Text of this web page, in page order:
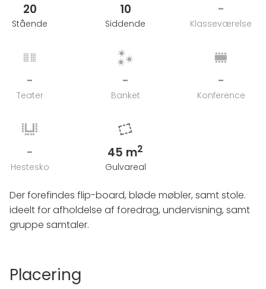
20
Stående
10
Siddende
-
Klasseværelse
-
Teater
-
Banket
-
Konference
-
Hestesko
45 m2
Gulvareal
Der forefindes flip-board, bløde møbler, samt stole.
ideelt for afholdelse af foredrag, undervisning, samt
gruppe samtaler.
Placering